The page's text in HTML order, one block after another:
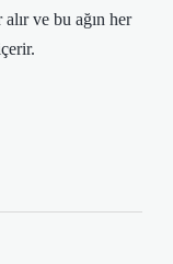
ve bu ağın her